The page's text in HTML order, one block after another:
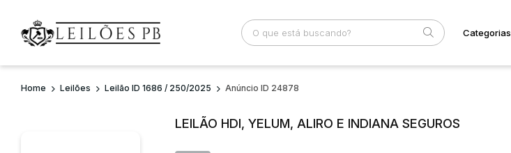
Busca por palavra-chave Categoria
Categorias
Veículos
Home Leilões Leilão ID 1686 / 250/2025 Anúncio ID 24878
LEILÃO HDI, YELUM, ALIRO E INDIANA SEGUROS